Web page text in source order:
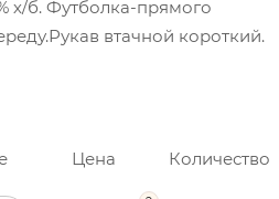
х/б. Футболка-прямого
втачной короткий.
Цена Количество